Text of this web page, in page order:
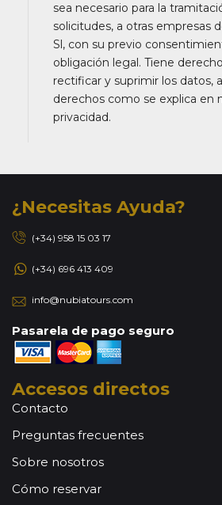
sea necesario para la
solicitudes, a otras empresas
Sl, con su previo
obligación legal. Tiene
rectificar y suprimir los datos,
derechos como se explica en
privacidad.
¿Necesitas Ayuda?
(+34) 958 15 03 17
(+34) 696 413 409
info@nubiatours.com
Pasarela de pago seguro
Accesos directos
Contacto
Preguntas frecuentes
Sobre nosotros
Cómo reservar